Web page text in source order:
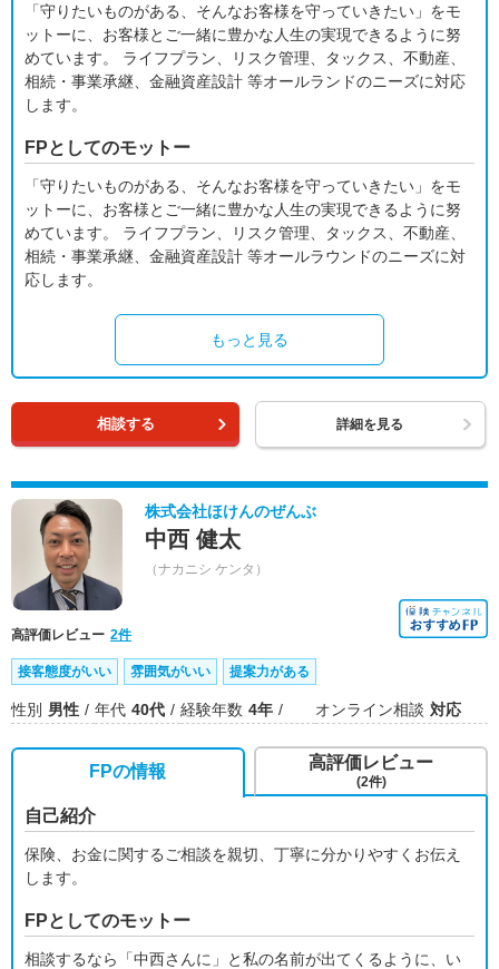
「守りたいものがある、そんなお客様を守っていきたい」をモ
ットーに、お客様とご一緒に豊かな人生の実現できるように努
めています。 ライフプラン、リスク管理、タックス、不動産、
相続・事業承継、金融資産設計 等オールランドのニーズに対応
します。
FPとしてのモットー
「守りたいものがある、そんなお客様を守っていきたい」をモ
ットーに、お客様とご一緒に豊かな人生の実現できるように努
めています。 ライフプラン、リスク管理、タックス、不動産、
相続・事業承継、金融資産設計 等オールラウンドのニーズに対
応します。
もっと見る
相談する 詳細を見る
株式会社ほけんのぜんぶ
中西 健太
（ナカニシ ケンタ）
高評価レビュー 2件
接客態度がいい 雰囲気がいい 提案力がある
性別 男性 年代 40代 経験年数 4年 オンライン相談 対応
FPの情報
自己紹介
保険、お金に関するご相談を親切、丁寧に分かりやすくお伝え
します。
FPとしてのモットー
相談するなら「中西さんに」と私の名前が出てくるように、い
高評価レビュー
(2件)